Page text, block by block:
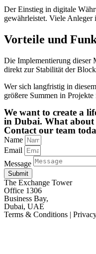
Der Einstieg in digitale
gewährleistet. Viele Anleger
Vorteile und
Die Implementierung dieser
direkt zur Stabilität der
Wer sich langfristig in
größere Summen in
We want to create a
in Dubai. What about
Contact our team
Name
Email
Message
Submit
The Exchange Tower
Office 1306
Business Bay,
Dubai, UAE
Terms & Conditions |